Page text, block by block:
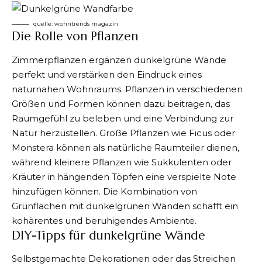
quelle: wohntrends magazin
Die Rolle von Pflanzen
Zimmerpflanzen ergänzen dunkelgrüne Wände
perfekt und verstärken den Eindruck eines
naturnahen Wohnraums. Pflanzen in verschiedenen
Größen und Formen können dazu beitragen, das
Raumgefühl zu beleben und eine Verbindung zur
Natur herzustellen. Große Pflanzen wie Ficus oder
Monstera können als natürliche Raumteiler dienen,
während kleinere Pflanzen wie Sukkulenten oder
Kräuter in hängenden Töpfen eine verspielte Note
hinzufügen können. Die Kombination von
Grünflächen mit dunkelgrünen Wänden schafft ein
kohärentes und beruhigendes Ambiente.
DIY-Tipps für dunkelgrüne Wände
Selbstgemachte Dekorationen oder das Streichen